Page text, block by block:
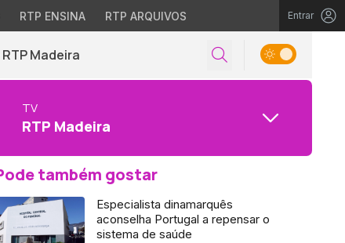
RTP ENSINA RTP ARQUIVOS Entrar
RTP Madeira
TV
RTP Madeira
também gostar
Especialista dinamarquês
aconselha Portugal a repensar o
sistema de saúde